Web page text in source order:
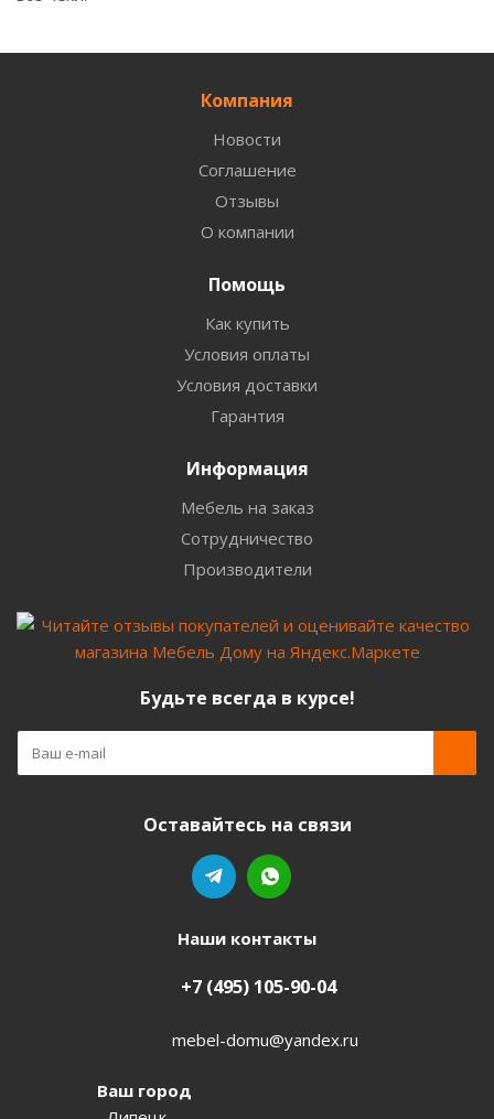
Компания
Новости
Соглашение
Отзывы
О компании
Помощь
Как купить
Условия оплаты
Условия доставки
Гарантия
Информация
Мебель на заказ
Сотрудничество
Производители
Будьте всегда в курсе!
Оставайтесь на связи
Наши контакты
+7 (495) 105-90-04
mebel-domu@yandex.ru
Ваш город